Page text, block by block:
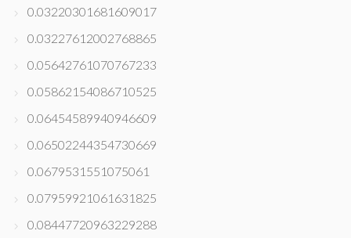
0.03220301681609017
0.03227612002768865
0.05642761070767233
0.05862154086710525
0.06454589940946609
0.06502244354730669
0.0679531551075061
0.07959921061631825
0.08447720963229288